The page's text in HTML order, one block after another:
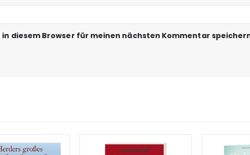
in diesem Browser für meinen nächsten Kommentar